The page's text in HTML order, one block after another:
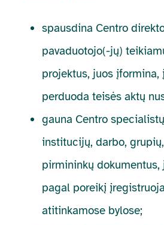
spausdina Centro
pavaduotojo(-jų)
projektus, juos
perduoda teisės aktų
gauna Centro
institucijų, darbo,
pirmininkų dokumentus,
pagal poreikį
atitinkamose bylose;